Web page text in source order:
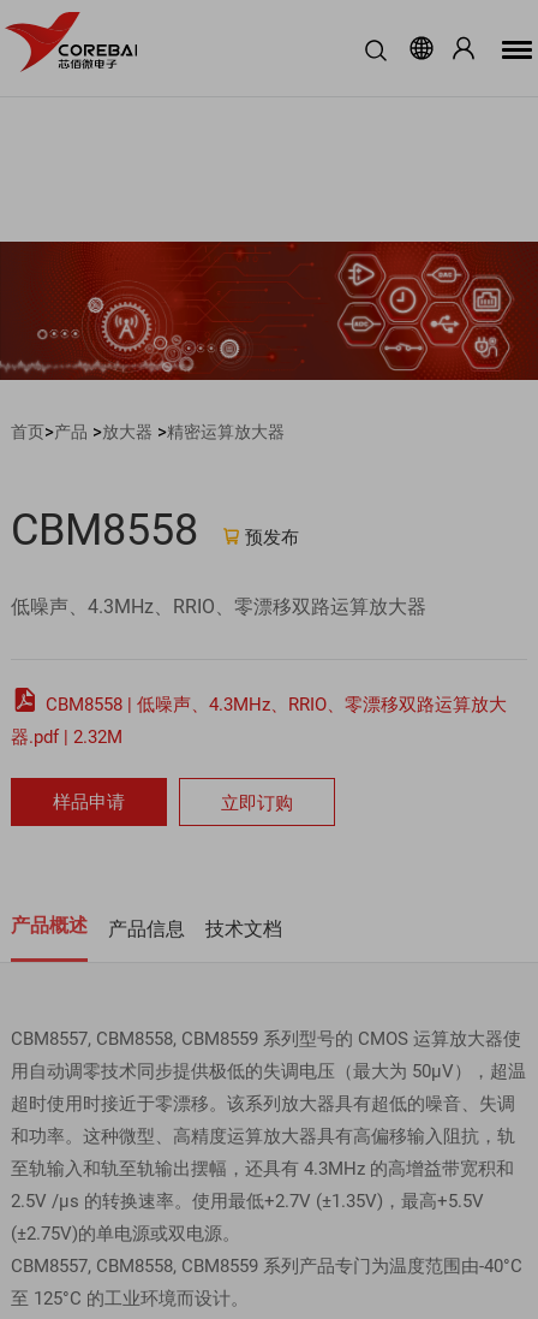
首页>产品 >放大器 >精密运算放大器
CBM8558  预发布
低噪声、4.3MHz、RRIO、零漂移双路运算放大器
 CBM8558 | 低噪声、4.3MHz、RRIO、零漂移双路运算放大
器.pdf | 2.32M
样品申请 立即订购
产品概述 产品信息 技术文档
CBM8557, CBM8558, CBM8559 系列型号的 CMOS 运算放大器使
用自动调零技术同步提供极低的失调电压（最大为 50μV），超温
超时使用时接近于零漂移。该系列放大器具有超低的噪音、失调
和功率。这种微型、高精度运算放大器具有高偏移输入阻抗，轨
至轨输入和轨至轨输出摆幅，还具有 4.3MHz 的高增益带宽积和
2.5V /μs 的转换速率。使用最低+2.7V (±1.35V)，最高+5.5V
(±2.75V)的单电源或双电源。
CBM8557, CBM8558, CBM8559 系列产品专门为温度范围由-40°C
至 125°C 的工业环境而设计。